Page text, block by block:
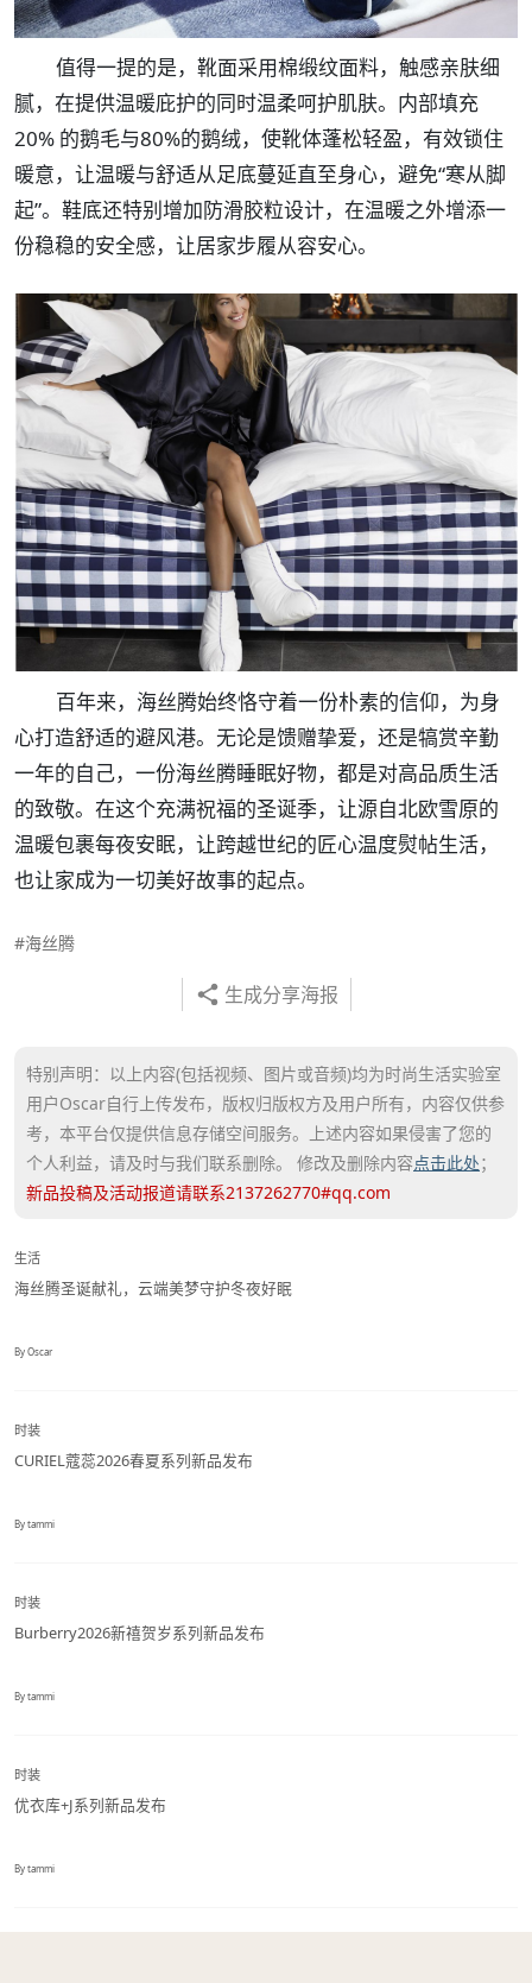
生活
海丝腾圣诞献礼，云端美梦守护冬夜好眠
By Oscar
时装
CURIEL蔻蕊2026春夏系列新品发布
By tammi
时装
Burberry2026新禧贺岁系列新品发布
By tammi
时装
优衣库+J系列新品发布
By tammi
值得一提的是，靴面采用棉缎纹面料，触感亲肤细
腻，在提供温暖庇护的同时温柔呵护肌肤。内部填充
20% 的鹅毛与80%的鹅绒，使靴体蓬松轻盈，有效锁住
暖意，让温暖与舒适从足底蔓延直至身心，避免“寒从脚
起”。鞋底还特别增加防滑胶粒设计，在温暖之外增添一
份稳稳的安全感，让居家步履从容安心。
百年来，海丝腾始终恪守着一份朴素的信仰，为身
心打造舒适的避风港。无论是馈赠挚爱，还是犒赏辛勤
一年的自己，一份海丝腾睡眠好物，都是对高品质生活
的致敬。在这个充满祝福的圣诞季，让源自北欧雪原的
温暖包裹每夜安眠，让跨越世纪的匠心温度熨帖生活，
也让家成为一切美好故事的起点。
#海丝腾
生成分享海报
特别声明：以上内容(包括视频、图片或音频)均为时尚生活实验室
用户Oscar自行上传发布，版权归版权方及用户所有，内容仅供参
考，本平台仅提供信息存储空间服务。上述内容如果侵害了您的
个人利益，请及时与我们联系删除。 修改及删除内容点击此处；
新品投稿及活动报道请联系2137262770#qq.com